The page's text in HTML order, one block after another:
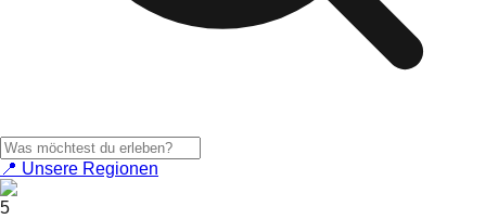
📍 Unsere Regionen
5